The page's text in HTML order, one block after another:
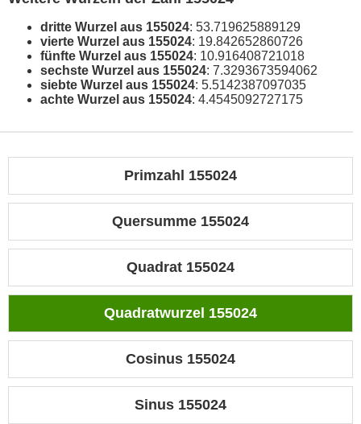
dritte Wurzel aus 155024: 53.719625889129
vierte Wurzel aus 155024: 19.842652860726
fünfte Wurzel aus 155024: 10.916408721018
sechste Wurzel aus 155024: 7.3293673594062
siebte Wurzel aus 155024: 5.5142387097035
achte Wurzel aus 155024: 4.4545092727175
Primzahl 155024
Quersumme 155024
Quadrat 155024
Quadratwurzel 155024
Cosinus 155024
Sinus 155024